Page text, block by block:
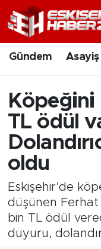
Gündem Asayiş
TL ödül
oldu
Eskişehir’de
düşünen
bin TL ödül
duyuru,
Gündem
Asayiş
Siyaset
Spor
Sağlık
Ekonomi
Eğitim
Nöbetçi
Hava Durumu
Trafik
Süper Lig
Tüm
Son Dakika
Haber Arşivi